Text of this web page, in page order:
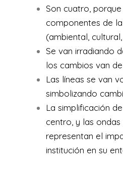
Son cuatro,
componentes de
(ambiental,
Se van irradiando
los cambios van
Las líneas se van
simbolizando
La simplificación
centro, y las ondas
representan el
institución en su